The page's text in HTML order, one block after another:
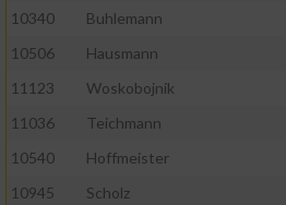
10340
Buhlemann
10506
Hausmann
11123
Woskobojnik
11036
Teichmann
10540
Hoffmeister
10945
Scholz